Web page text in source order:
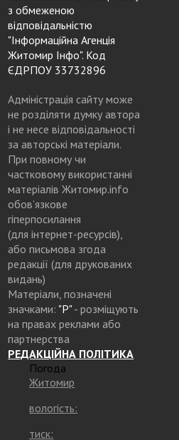
з обмеженою
відповідальністю
"Інформаційна Агенція
Житомир Інфо". Код
ЄДРПОУ 33732896
Адміністрація сайту може
не розділяти думку автора
і не несе відповідальності
за авторські матеріали.
При повному чи
частковому використанні
матеріалів Житомир.info
обов’язкове
гіперпосилання
(для інтернет-ресурсів),
або письмова згода
редакції (для друкованих
видань)
Матеріали, позначені
значками: "Р"- розміщують
на правах реклами або
партнерства
РЕДАКЦІЙНА ПОЛІТИКА
Погода
Житомир
вологість:
тиск: